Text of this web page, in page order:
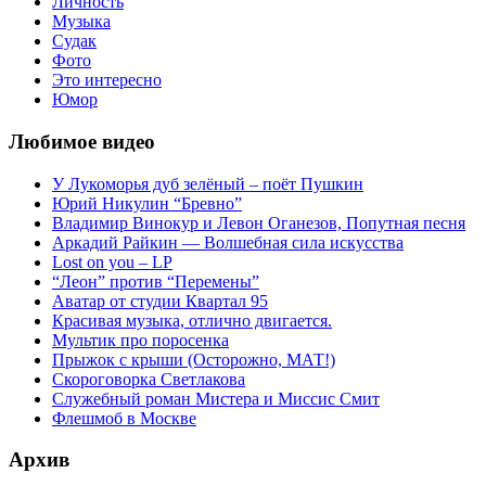
Музыка
Судак
Фото
Это интересно
Юмор
Любимое видео
У Лукоморья дуб зелёный – поёт Пушкин
Юрий Никулин “Бревно”
Владимир Винокур и Левон Оганезов, Попутная песня
Аркадий Райкин — Волшебная сила искусства
Lost on you – LP
“Леон” против “Перемены”
Аватар от студии Квартал 95
Красивая музыка, отлично двигается.
Мультик про поросенка
Прыжок с крыши (Осторожно, МАТ!)
Скороговорка Светлакова
Служебный роман Мистера и Миссис Смит
Флешмоб в Москве
Архив